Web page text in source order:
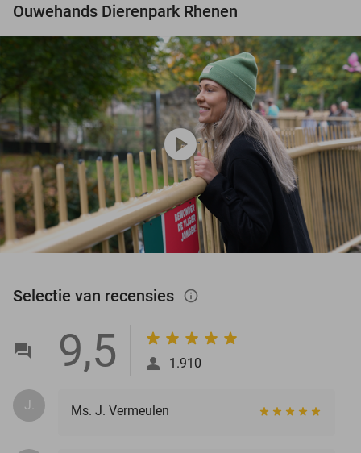
Ouwehands Dierenpark Rhenen
play_circle
Selectie van recensies info_outlined
9,5 1.910
J. Ms. J. Vermeulen